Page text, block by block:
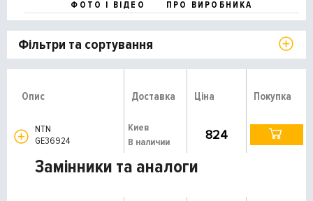
ФОТО І ВІДЕО
ПРО ВИРОБНИКА
Фільтри та сортування
Опис Доставка Ціна Покупка
NTN
GE36924
Киев
В наличии
824
Замінники та аналоги